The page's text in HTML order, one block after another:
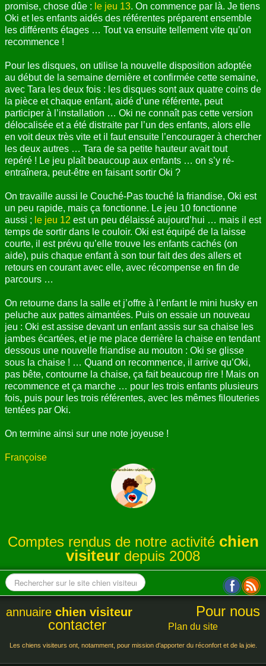
promise, chose dûe : le jeu 13. On commence par là. Je tiens
Oki et les enfants aidés des référentes préparent ensemble
les différents étages … Tout va ensuite tellement vite qu’on
recommence !
Pour les disques, on utilise la nouvelle disposition adoptée
au début de la semaine dernière et confirmée cette semaine,
avec Tara les deux fois : les disques sont aux quatre coins de
la pièce et chaque enfant, aidé d’une référente, peut
participer à l’installation … Oki ne connaît pas cette version
délocalisée et a été distraite par l’un des enfants, alors elle
en voit deux très vite et il faut ensuite l’encourager à chercher
les deux autres … Tara de sa petite hauteur avait tout
repéré ! Le jeu plaît beaucoup aux enfants … on s’y ré-
entraînera, peut-être en faisant sortir Oki ?
On travaille aussi le Couché-Pas touché la friandise, Oki est
un peu rapide, mais ça fonctionne. Le jeu 10 fonctionne
aussi ; le jeu 12 est un peu délaissé aujourd’hui … mais il est
temps de sortir dans le couloir. Oki est équipé de la laisse
courte, il est prévu qu’elle trouve les enfants cachés (on
aide), puis chaque enfant à son tour fait des des allers et
retours en courant avec elle, avec récompense en fin de
parcours …
On retourne dans la salle et j’offre à l’enfant le mini husky en
peluche aux pattes aimantées. Puis on essaie un nouveau
jeu : Oki est assise devant un enfant assis sur sa chaise les
jambes écartées, et je me place derrière la chaise en tendant
dessous une nouvelle friandise au mouton : Oki se glisse
sous la chaise ! … Quand on recommence, il arrive qu’Oki,
pas bête, contourne la chaise, ça fait beaucoup rire ! Mais on
recommence et ça marche … pour les trois enfants plusieurs
fois, puis pour les trois référentes, avec les mêmes filouteries
tentées par Oki.
On termine ainsi sur une note joyeuse !
Françoise
Comptes rendus de notre activité chien
visiteur depuis 2008
annuaire chien visiteur
Pour nous
contacter
Plan du site
Les chiens visiteurs ont, notamment, pour mission d’apporter du réconfort et de la joie.